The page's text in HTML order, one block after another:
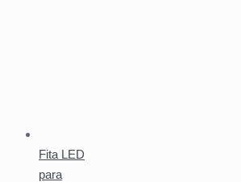
Fita LED
para